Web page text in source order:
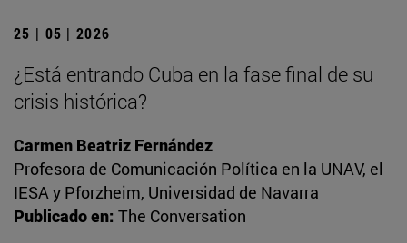
25 | 05 | 2026
¿Está entrando Cuba en la fase final de su
crisis histórica?
Carmen Beatriz Fernández
Profesora de Comunicación Política en la UNAV, el
IESA y Pforzheim, Universidad de Navarra
Publicado en: The Conversation